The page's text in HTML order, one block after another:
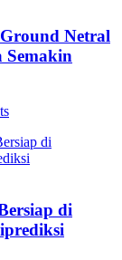
Netral
Semakin
di